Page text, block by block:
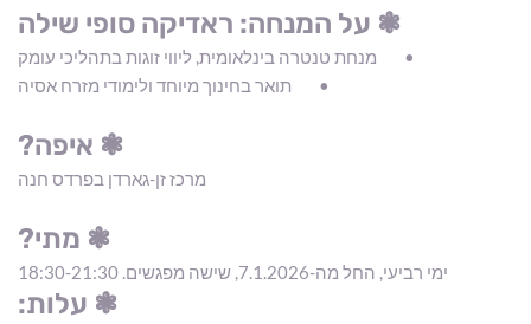
❃ על המנחה: ראדיקה סופי שילה
מנחת טנטרה בינלאומית, ליווי זוגות בתהליכי עומק
תואר בחינוך מיוחד ולימודי מזרח אסיה
❃ איפה?
מרכז זן-גארדן בפרדס חנה
❃ מתי?
ימי רביעי, החל מה-7.1.2026, שישה מפגשים. 18:30-21:30
❃ עלות: